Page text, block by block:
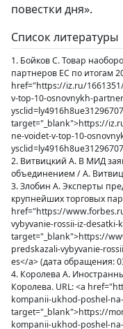
повестки дня».
Список литературы
1. Бойков С. Товар
партнеров ЕС по итогам
href="https://iz.ru/
v-top-10-osnovnykh-
target="_blank">https://
ne-voidet-v-top-10-
2. Витвицкий А. В МИД
объединением / А.
3. Злобин А. Эксперты
крупнейших торговых
href="https://
vybyvanie-rossii-iz-
target="_blank">https://
predskazali-vybyvanie-
es</a> (дата обращения:
4. Королева А.
Королева. URL: <a
kompanii-ukhod-poshel-
target="_blank">https://
kompanii-ukhod-poshel-